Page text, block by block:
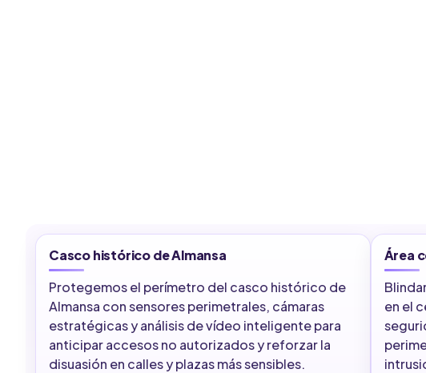
Casco histórico de Almansa
Protegemos el perímetro del casco histórico de
Almansa con sensores perimetrales, cámaras
estratégicas y análisis de vídeo inteligente para
anticipar accesos no autorizados y reforzar la
disuasión en calles y plazas más sensibles.
Área
en el